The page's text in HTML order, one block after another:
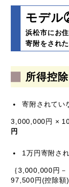
モデル
浜松市にお
寄附をされ
所得控除
寄附されてい
3,000,000円 ×
円
1万円寄附さ
｛3,000,000円
97,500円(控除額